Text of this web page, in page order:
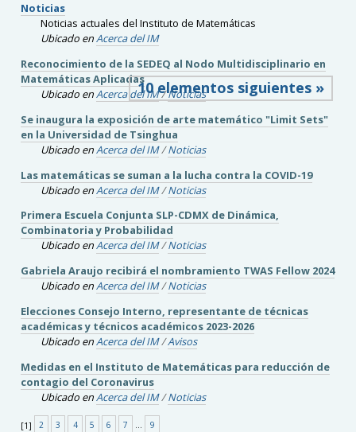
Noticias
Noticias actuales del Instituto de Matemáticas
Ubicado enAcerca del IM
Reconocimiento de la SEDEQ al Nodo Multidisciplinario en
Matemáticas Aplicadas
Ubicado enAcerca del IM/Noticias
Se inaugura la exposición de arte matemático "Limit Sets"
en la Universidad de Tsinghua
Ubicado enAcerca del IM/Noticias
Las matemáticas se suman a la lucha contra la COVID-19
Ubicado en Acerca del IM/Noticias
Primera Escuela Conjunta SLP-CDMX de Dinámica,
Combinatoria y Probabilidad
Ubicado enAcerca del IM/Noticias
Gabriela Araujo recibirá el nombramiento TWAS Fellow 2024
Ubicado enAcerca del IM/Noticias
Elecciones Consejo Interno, representante de técnicas
académicas y técnicos académicos 2023-2026
Ubicado enAcerca del IM/Avisos
Medidas en el Instituto de Matemáticas para reducción de
contagio del Coronavirus
Ubicado enAcerca del IM/Noticias
10 elementos siguientes »
[1] 2 3 4 5 6 7 ... 9